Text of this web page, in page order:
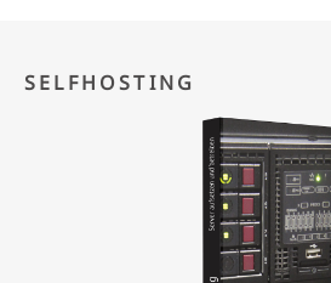
SELFHOSTING